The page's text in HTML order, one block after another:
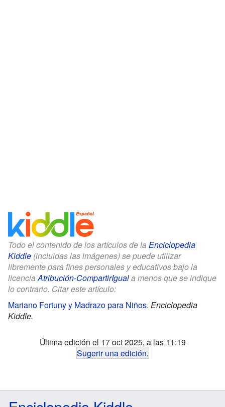
Todo el contenido de los artículos de la Enciclopedia
Kiddle (incluidas las imágenes) se puede utilizar
libremente para fines personales y educativos bajo la
licenciaAtribución-CompartirIguala menos que se indique
lo contrario. Citar este artículo:
Mariano Fortuny y Madrazo para Niños. Enciclopedia
Kiddle.
Última edición el 17 oct 2025, a las 11:19
Sugerir una edición.